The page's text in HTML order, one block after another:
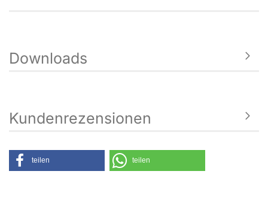
Downloads
Kundenrezensionen
teilen teilen